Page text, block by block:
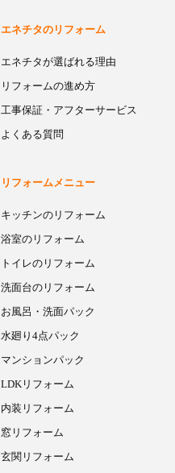
エネチタのリフォーム
エネチタが選ばれる理由
リフォームの進め方
工事保証・アフターサービス
よくある質問
リフォームメニュー
キッチンのリフォーム
浴室のリフォーム
トイレのリフォーム
洗面台のリフォーム
お風呂・洗面パック
水廻り4点パック
マンションパック
LDKリフォーム
内装リフォーム
窓リフォーム
玄関リフォーム